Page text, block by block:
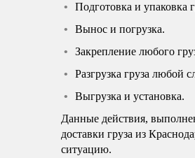
Подготовка и упаковка
Вынос и погрузка.
Закрепление любого
Разгрузка груза любой
Выгрузка и установка.
Данные действия,
доставки груза из
ситуацию.